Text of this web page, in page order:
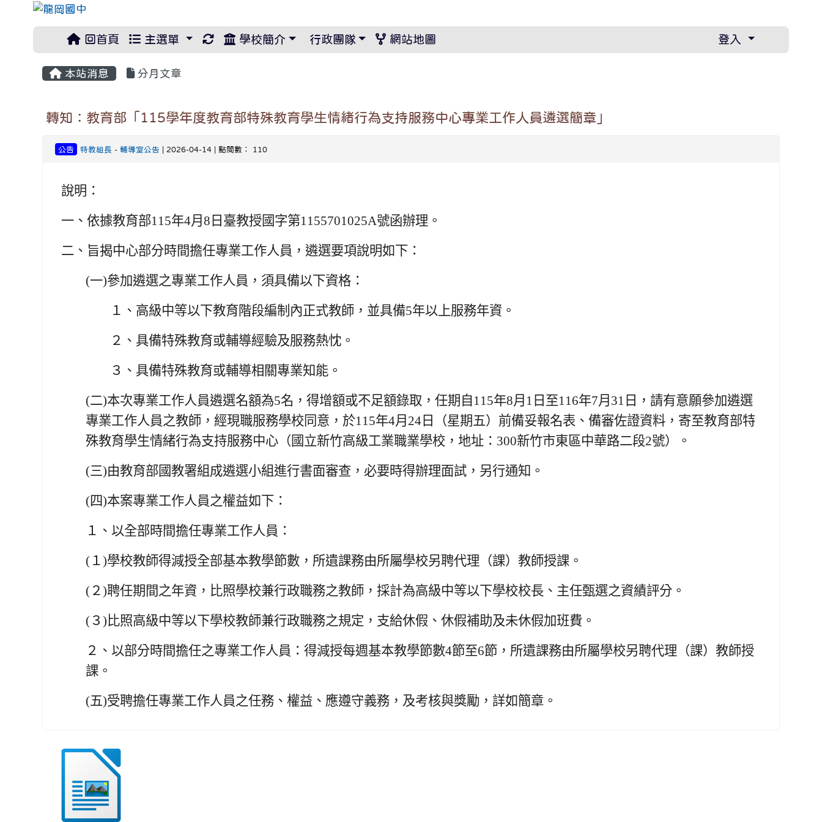
回首頁 主選單 重新取得佈景設定
學校簡介 行政團隊 網站地圖 登入
本站消息 分月文章
轉知：教育部「115學年度教育部特殊教育學生情緒行為支持服務中心專業工作人員遴選簡章」
公告 特教組長 -輔導室公告 | 2026-04-14 | 點閱數： 110
說明：
一、 依據教育部115年4月8日臺教授國字第1155701025A號函辦理。
二、 旨揭中心部分時間擔任專業工作人員，遴選要項說明如下：
(一)參加遴選之專業工作人員，須具備以下資格：
１、 高級中等以下教育階段編制內正式教師，並具備5年以上服務年資。
２、 具備特殊教育或輔導經驗及服務熱忱。
３、 具備特殊教育或輔導相關專業知能。
(二)本次專業工作人員遴選名額為5名，得增額或不足額錄取，任期自115年8月1日至116年7月31日，請有意願參加遴選
專業工作人員之教師，經現職服務學校同意，於115年4月24日（星期五）前備妥報名表、備審佐證資料，寄至教育部特
殊教育學生情緒行為支持服務中心（國立新竹高級工業職業學校，地址：300新竹市東區中華路二段2號）。
(三)由教育部國教署組成遴選小組進行書面審查，必要時得辦理面試，另行通知。
(四)本案專業工作人員之權益如下：
１、 以全部時間擔任專業工作人員：
(１)學校教師得減授全部基本教學節數，所遺課務由所屬學校另聘代理（課）教師授課。
(２)聘任期間之年資，比照學校兼行政職務之教師，採計為高級中等以下學校校長、主任甄選之資績評分。
(３) 比照高級中等以下學校教師兼行政職務之規定，支給休假、休假補助及未休假加班費。
２、 以部分時間擔任之專業工作人員：得減授每週基本教學節數4節至6節，所遺課務由所屬學校另聘代理（課）教師授
課。
(五)受聘擔任專業工作人員之任務、權益、應遵守義務，及考核與獎勵，詳如簡章。